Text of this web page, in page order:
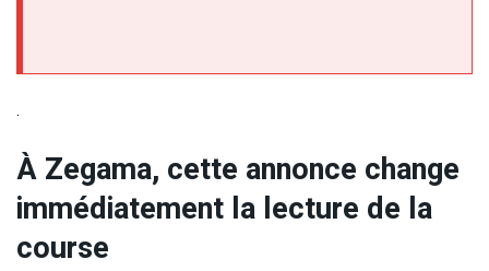
.
À Zegama, cette annonce change
immédiatement la lecture de la
course